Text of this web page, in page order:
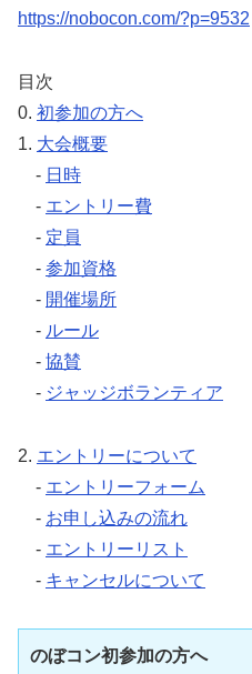
https://nobocon.com/?p=9532
目次
0. 初参加の方へ
1. 大会概要
- 日時
- エントリー費
- 定員
- 参加資格
- 開催場所
- ルール
- 協賛
- ジャッジボランティア
2. エントリーについて
- エントリーフォーム
- お申し込みの流れ
- エントリーリスト
- キャンセルについて
のぼコン初参加の方へ